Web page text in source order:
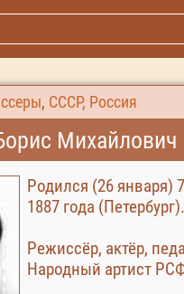
, СССР, Россия
Михайлович
Родился (26 января)
1887 года (Петербург).
Режиссёр, актёр,
Народный артист